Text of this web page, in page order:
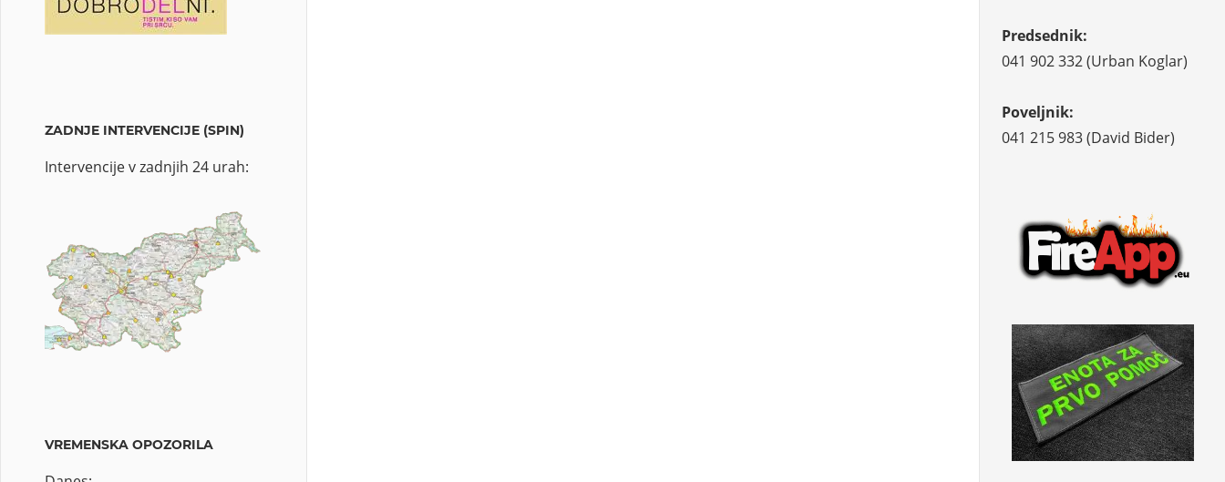
ZADNJE INTERVENCIJE (SPIN)
Intervencije v zadnjih 24 urah:
VREMENSKA OPOZORILA
Predsednik:
041 902 332 (Urban Koglar)
Poveljnik:
041 215 983 (David Bider)